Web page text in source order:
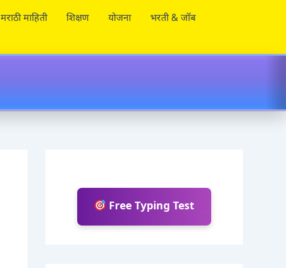
मराठी माहिती शिक्षण योजना
भरती & जॉब
Free Typing Test